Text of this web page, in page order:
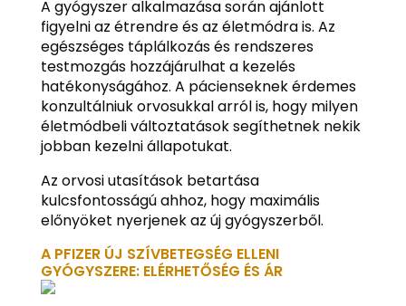
A gyógyszer alkalmazása során ajánlott
figyelni az étrendre és az életmódra is. Az
egészséges táplálkozás és rendszeres
testmozgás hozzájárulhat a kezelés
hatékonyságához. A pácienseknek érdemes
konzultálniuk orvosukkal arról is, hogy milyen
életmódbeli változtatások segíthetnek nekik
jobban kezelni állapotukat.
Az orvosi utasítások betartása
kulcsfontosságú ahhoz, hogy maximális
előnyöket nyerjenek az új gyógyszerből.
A PFIZER ÚJ SZÍVBETEGSÉG ELLENI
GYÓGYSZERE: ELÉRHETŐSÉG ÉS ÁR